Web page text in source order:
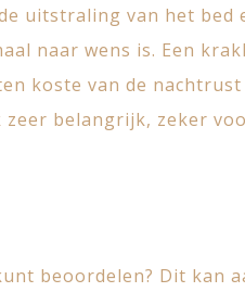
uitstraling van het bed
naar wens is. Een
koste van de nachtrust
belangrijk, zeker
beoordelen? Dit kan